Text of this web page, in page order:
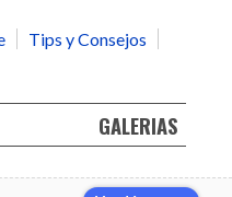
Tips y Consejos
GALERIAS